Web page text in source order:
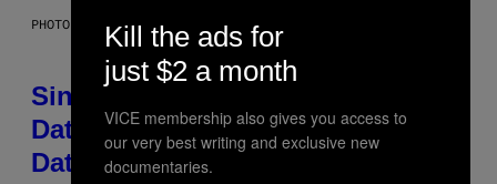
PHOTO: PIXELSEFFECT / GETTY IMAGES
Singles Are Ditching Expensive
Dates for ‘Infladating,’ and a
Dating Expert Has Thoughts
Kill the ads for
just $2 a month
VICE membership also gives you access to
our very best writing and exclusive new
documentaries.